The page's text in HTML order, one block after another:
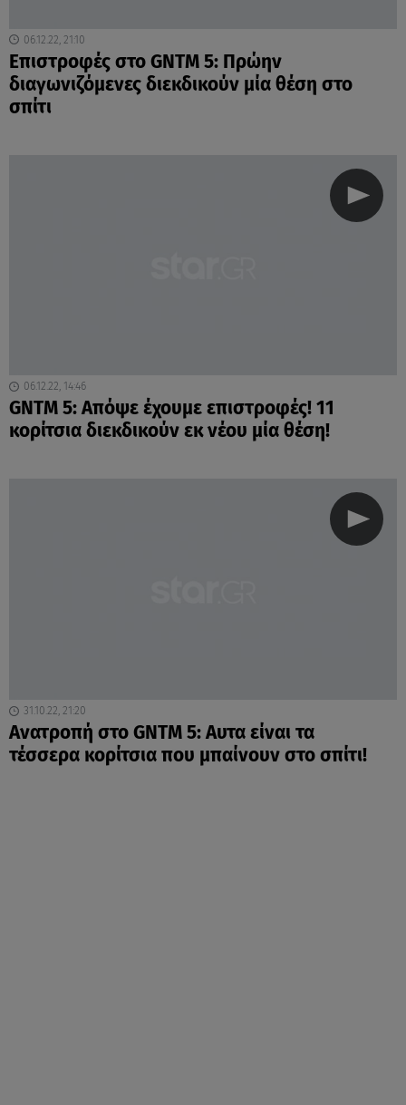
06.12.22, 21:10
Επιστροφές στο GNTM 5: Πρώην
διαγωνιζόμενες διεκδικούν μία θέση στο
σπίτι
06.12.22, 14:46
GNTM 5: Απόψε έχουμε επιστροφές! 11
κορίτσια διεκδικούν εκ νέου μία θέση!
31.10.22, 21:20
Ανατροπή στο GNTM 5: Αυτα είναι τα
τέσσερα κορίτσια που μπαίνουν στο σπίτι!